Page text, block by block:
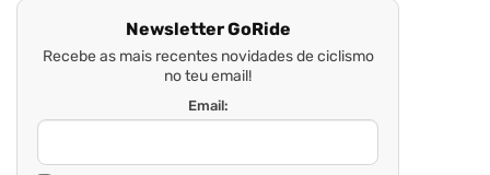
Newsletter GoRide
Recebe as mais recentes novidades de ciclismo
no teu email!
Email: